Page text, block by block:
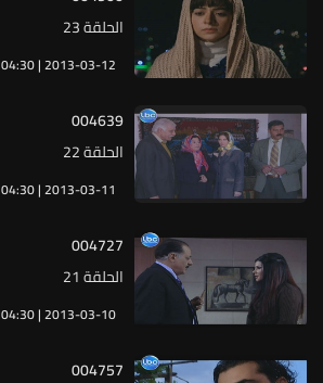
04:30 | 2013-03-12
الحلقة 23
04:30 | 2013-03-11
الحلقة 22
004639
04:30 | 2013-03-10
الحلقة 21
004727
004757